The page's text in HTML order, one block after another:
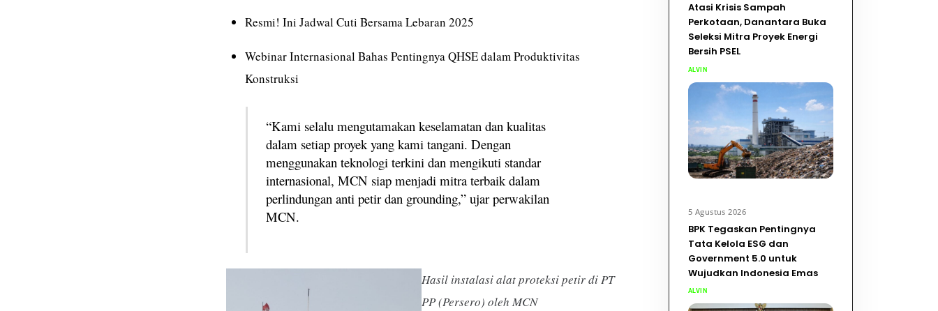
Resmi! Ini Jadwal Cuti Bersama Lebaran 2025
Webinar Internasional Bahas Pentingnya QHSE dalam Produktivitas
Konstruksi
“Kami selalu mengutamakan keselamatan dan kualitas
dalam setiap proyek yang kami tangani. Dengan
menggunakan teknologi terkini dan mengikuti standar
internasional, MCN siap menjadi mitra terbaik dalam
perlindungan anti petir dan grounding,” ujar perwakilan
MCN.
Hasil instalasi alat proteksi petir di PT
PP (Persero) oleh MCN
Atasi Krisis Sampah
Perkotaan, Danantara Buka
Seleksi Mitra Proyek Energi
Bersih PSEL
ALVIN
5 Agustus 2026
BPK Tegaskan Pentingnya
Tata Kelola ESG dan
Government 5.0 untuk
Wujudkan Indonesia Emas
ALVIN